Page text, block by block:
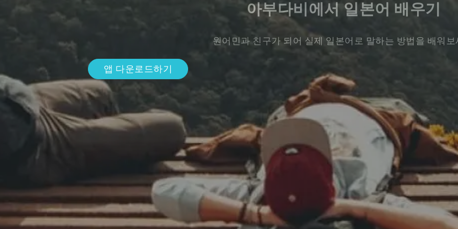
아부다비에서 일본어 배우기
원어민과 친구가 되어 실제 일본어로 말하는 방법을 배워보
앱 다운로드하기